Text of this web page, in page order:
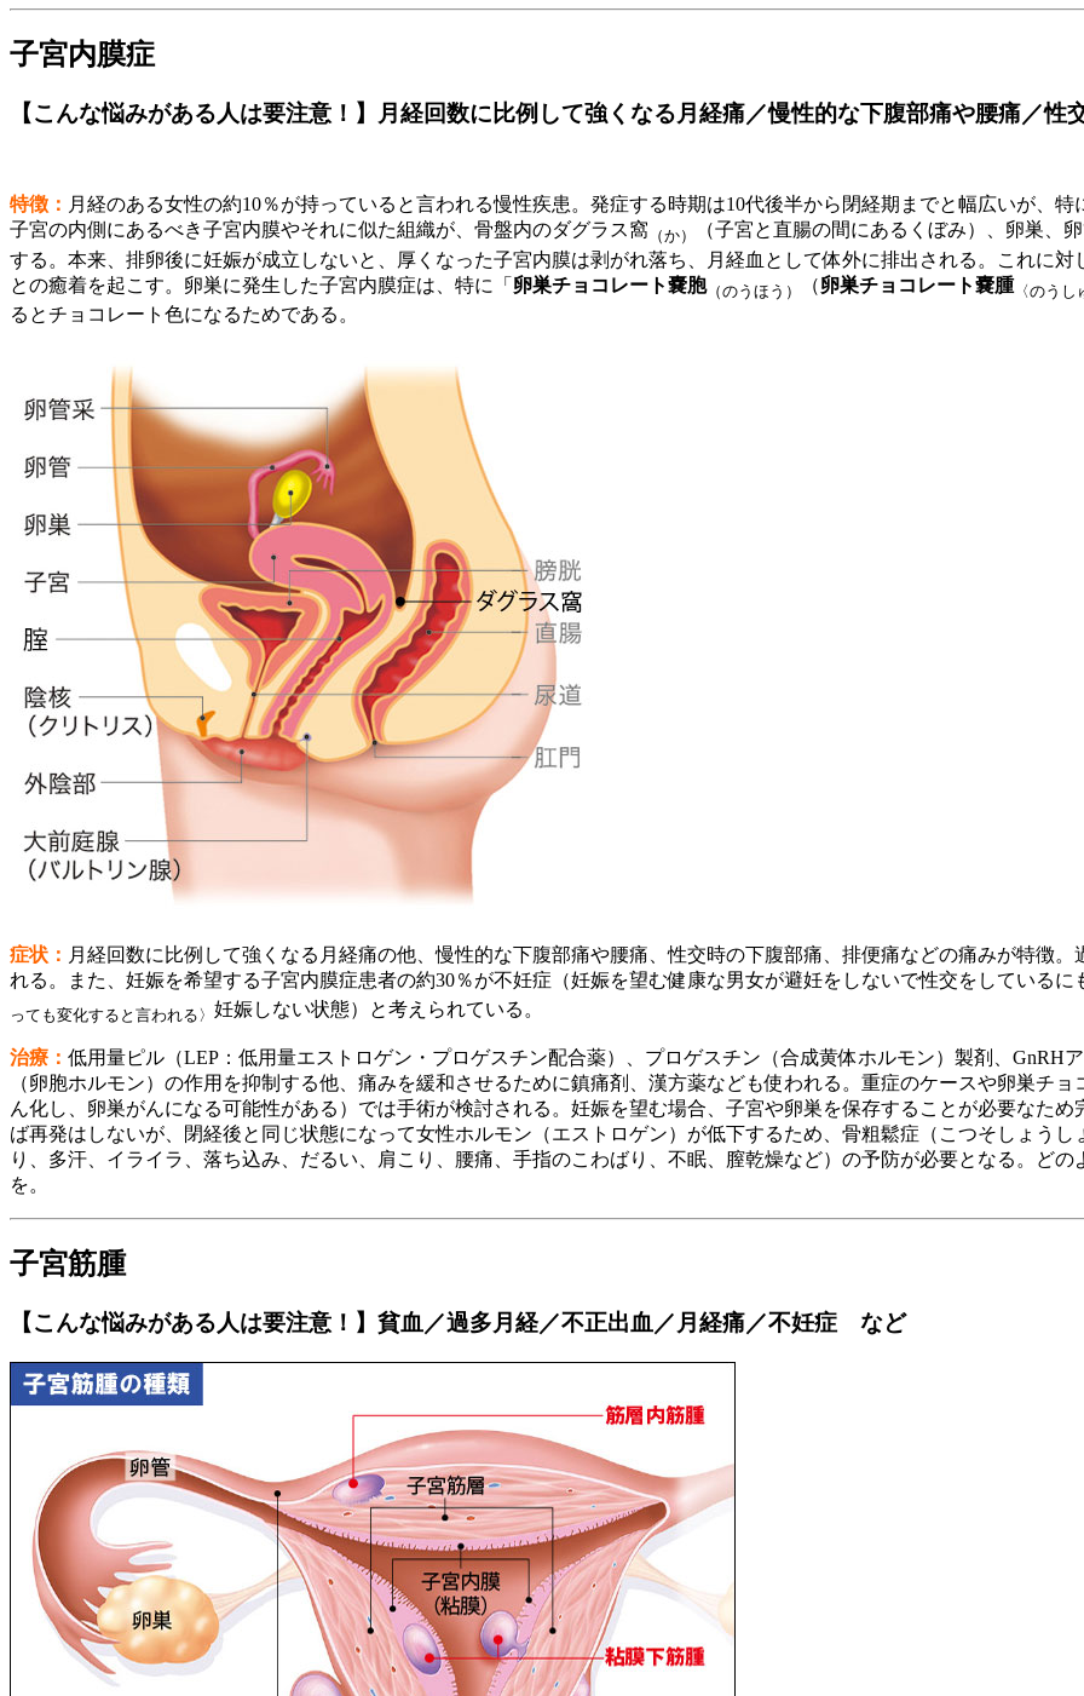
子宮内膜症
【こんな悩みがある人は要注意！】月経回数に比例して強くなる月経痛／慢性的な下腹部痛や腰痛／
特徴： 月経のある女性の約10％が持っていると言われる慢性疾患。発症する時期は10代後半から閉経期までと幅広いが、
子宮の内側にあるべき子宮内膜やそれに似た組織が、骨盤内のダグラス窩 （か）
（子宮と直腸の間にあるくぼみ）、卵巣、
する。本来、排卵後に妊娠が成立しないと、厚くなった子宮内膜は剥がれ落ち、月経血として体外に排出される。これに
との癒着を起こす。卵巣に発生した子宮内膜症は、特に「 卵巣チョコレート嚢胞（のうほう） （卵巣チョコレート嚢腫〈のうし
るとチョコレート色になるためである。
症状： 月経回数に比例して強くなる月経痛の他、慢性的な下腹部痛や腰痛、性交時の下腹部痛、排便痛などの痛みが特徴
れる。また、妊娠を希望する子宮内膜症患者の約30％が不妊症（妊娠を望む健康な男女が避妊をしないで性交をしているに
っても変化すると言われる〉 妊娠しない状態）と考えられている。
治療： 低用量ピル（LEP：低用量エストロゲン・プロゲスチン配合薬）、プロゲスチン（合成黄体ホルモン）製剤、GnRH
（卵胞ホルモン）の作用を抑制する他、痛みを緩和させるために鎮痛剤、漢方薬なども使われる。重症のケースや卵巣チ
ん化し、卵巣がんになる可能性がある）では手術が検討される。妊娠を望む場合、子宮や卵巣を保存することが必要なた
ば再発はしないが、閉経後と同じ状態になって女性ホルモン（エストロゲン）が低下するため、骨粗鬆症（こつそしょう
り、多汗、イライラ、落ち込み、だるい、肩こり、腰痛、手指のこわばり、不眠、膣乾燥など）の予防が必要となる。ど
を。
子宮筋腫
【こんな悩みがある人は要注意！】貧血／過多月経／不正出血／月経痛／不妊症 など